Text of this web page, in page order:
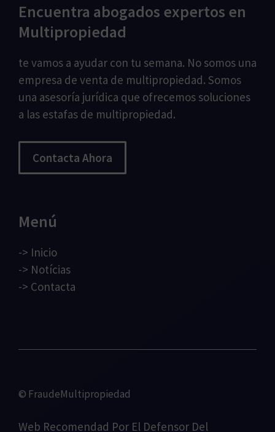
Encuentra abogados expertos en
Multipropiedad
te vamos a ayudar con tu semana. No somos una
empresa de venta de multipropiedad. Somos
una asesoría jurídica que ofrecemos soluciones
a las estafas de multipropiedad.
Contacta Ahora
Menú
-> Inicio
-> Notícias
-> Contacta
© FraudeMultipropiedad
Web Recomendad Por El Defensor Del